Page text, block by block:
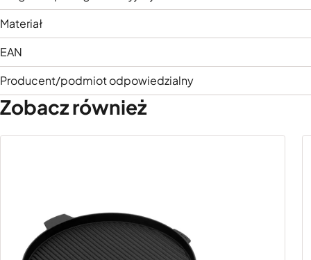
Materiał
EAN
Producent/podmiot odpowiedzialny
Zobacz również